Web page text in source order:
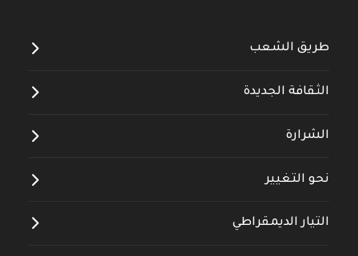
طريق الشعب
الثقافة الجديدة
الشرارة
نحو التغيير
التيار الديمقراطي